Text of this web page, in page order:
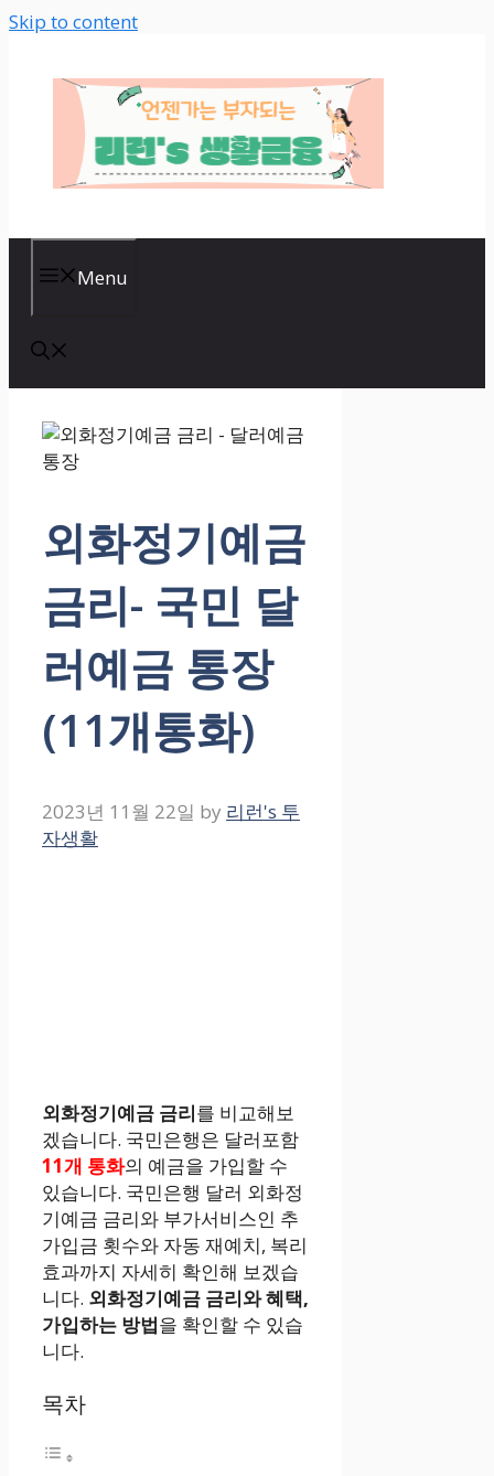
Skip to content
Menu
외화정기예금
금리- 국민 달
러예금 통장
(11개통화)
2023년 11월 22일 by 리런's 투
자생활
외화정기예금 금리를 비교해보
겠습니다. 국민은행은 달러포함
11개 통화의 예금을 가입할 수
있습니다. 국민은행 달러 외화정
기예금 금리와 부가서비스인 추
가입금 횟수와 자동 재예치, 복리
효과까지 자세히 확인해 보겠습
니다. 외화정기예금 금리와 혜택,
가입하는 방법을 확인할 수 있습
니다.
목차